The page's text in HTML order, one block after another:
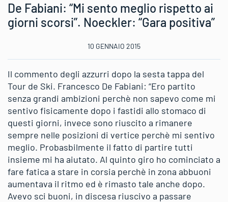
De Fabiani: “Mi sento meglio rispetto ai
giorni scorsi”. Noeckler: “Gara positiva”
10 GENNAIO 2015
Il commento degli azzurri dopo la sesta tappa del
Tour de Ski. Francesco De Fabiani: “Ero partito
senza grandi ambizioni perchè non sapevo come mi
sentivo fisicamente dopo i fastidi allo stomaco di
questi giorni, invece sono riuscito a rimanere
sempre nelle posizioni di vertice perchè mi sentivo
meglio. Probasbilmente il fatto di partire tutti
insieme mi ha aiutato. Al quinto giro ho cominciato a
fare fatica a stare in corsia perchè in zona abbuoni
aumentava il ritmo ed è rimasto tale anche dopo.
Avevo sci buoni, in discesa riuscivo a passare